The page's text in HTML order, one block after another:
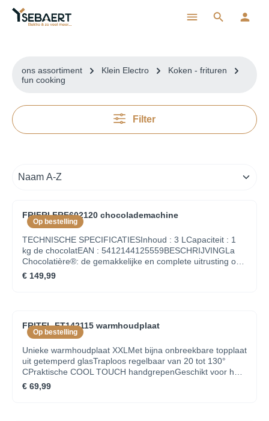
ons assortiment Klein Electro
Koken - frituren
fun cooking
Filter
Op bestelling
FRIFRI FRF602120 chocolademachine
TECHNISCHE SPECIFICATIESInhoud : 3 LCapaciteit : 1
kg de chocolatEAN : 5412144125559BESCHRIJVINGLa
Chocolatière®: de gemakkelijke en complete uitrusting om
thuis pralines te bereiden. Alles om samen met je gezin
pralines te maken, en het lukt van bij de eerste keer.
€ 149,99
Op bestelling
FRITEL FT142115 warmhoudplaat
Unieke warmhoudplaat XXLMet bijna onbreekbare topplaat
uit getemperd glasTraploos regelbaar van 20 tot 130°
CPraktische COOL TOUCH handgrepenGeschikt voor het
opwarmen van borden en kommen, ...BedieningRegelbare
temperatuur JaEnergieverbruikVermogen 400 WFysieke
€ 69,99